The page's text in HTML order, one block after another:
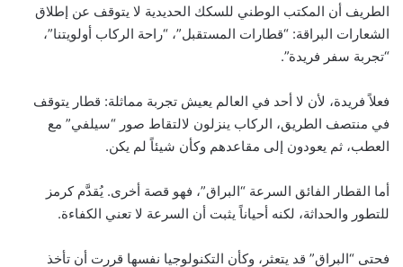
الطريف أن المكتب الوطني للسكك الحديدية لا يتوقف عن إطلاق
الشعارات البراقة: “قطارات المستقبل”، “راحة الركاب أولويتنا”،
“تجربة سفر فريدة”.
فعلاً فريدة، لأن لا أحد في العالم يعيش تجربة مماثلة: قطار يتوقف
في منتصف الطريق، الركاب ينزلون لالتقاط صور “سيلفي” مع
العطب، ثم يعودون إلى مقاعدهم وكأن شيئاً لم يكن.
أما القطار الفائق السرعة “البراق”، فهو قصة أخرى. يُقدَّم كرمز
للتطور والحداثة، لكنه أحياناً يثبت أن السرعة لا تعني الكفاءة.
فحتى “البراق” قد يتعثر، وكأن التكنولوجيا نفسها قررت أن تأخذ